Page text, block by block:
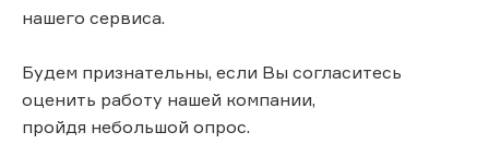
нашего сервиса.
Будем признательны, если Вы согласитесь
оценить работу нашей компании,
пройдя небольшой опрос.